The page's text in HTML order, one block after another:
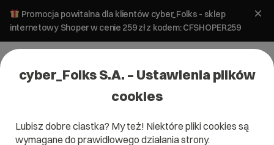
Promocja powitalna dla klientów cyber_Folks - sklep
internetowy Shoper w cenie 259 zł z kodem: CFSHOPER259
cyber_Folks S.A. – Ustawienia plików
cookies
Lubisz dobre ciastka? My też! Niektóre pliki cookies są
wymagane do prawidłowego działania strony.